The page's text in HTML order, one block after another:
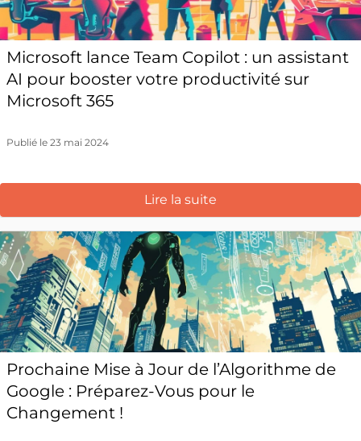
Microsoft lance Team Copilot : un assistant
AI pour booster votre productivité sur
Microsoft 365
Publié le 23 mai 2024
Lire la suite
Prochaine Mise à Jour de l’Algorithme de
Google : Préparez-Vous pour le
Changement !